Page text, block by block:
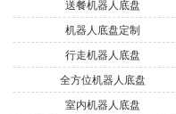
送餐机器人底盘
机器人底盘定制
行走机器人底盘
全方位机器人底盘
室内机器人底盘